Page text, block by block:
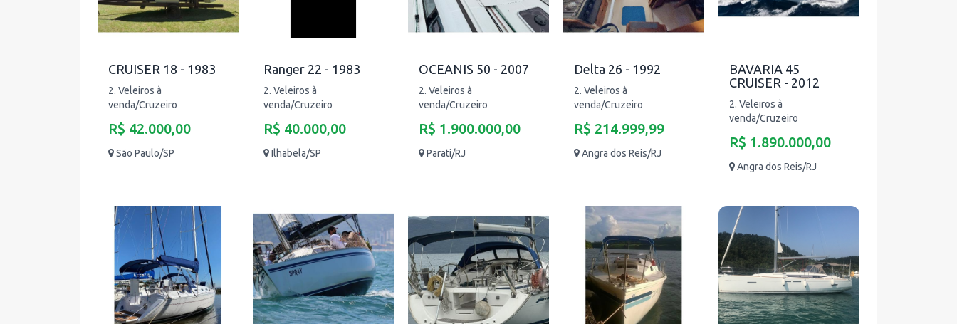
CRUISER 18 - 1983
2. Veleiros à
venda/Cruzeiro
R$ 42.000,00
São Paulo/SP
Ranger 22 - 1983
2. Veleiros à
venda/Cruzeiro
R$ 40.000,00
Ilhabela/SP
OCEANIS 50 - 2007
2. Veleiros à
venda/Cruzeiro
R$ 1.900.000,00
Parati/RJ
Delta 26 - 1992
2. Veleiros à
venda/Cruzeiro
R$ 214.999,99
Angra dos Reis/RJ
BAVARIA 45
CRUISER - 2012
2. Veleiros à
venda/Cruzeiro
R$ 1.890.000,00
Angra dos Reis/RJ